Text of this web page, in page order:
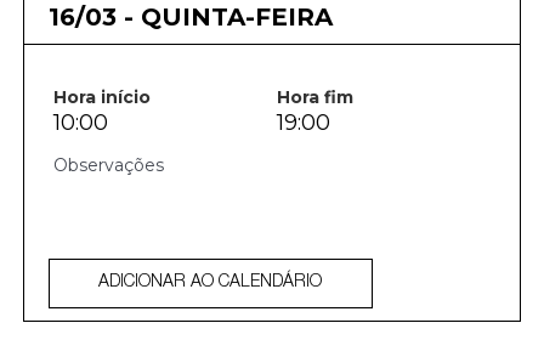
16/03 - QUINTA-FEIRA
Hora início Hora fim
10:00 19:00
ADICIONAR AO CALENDÁRIO